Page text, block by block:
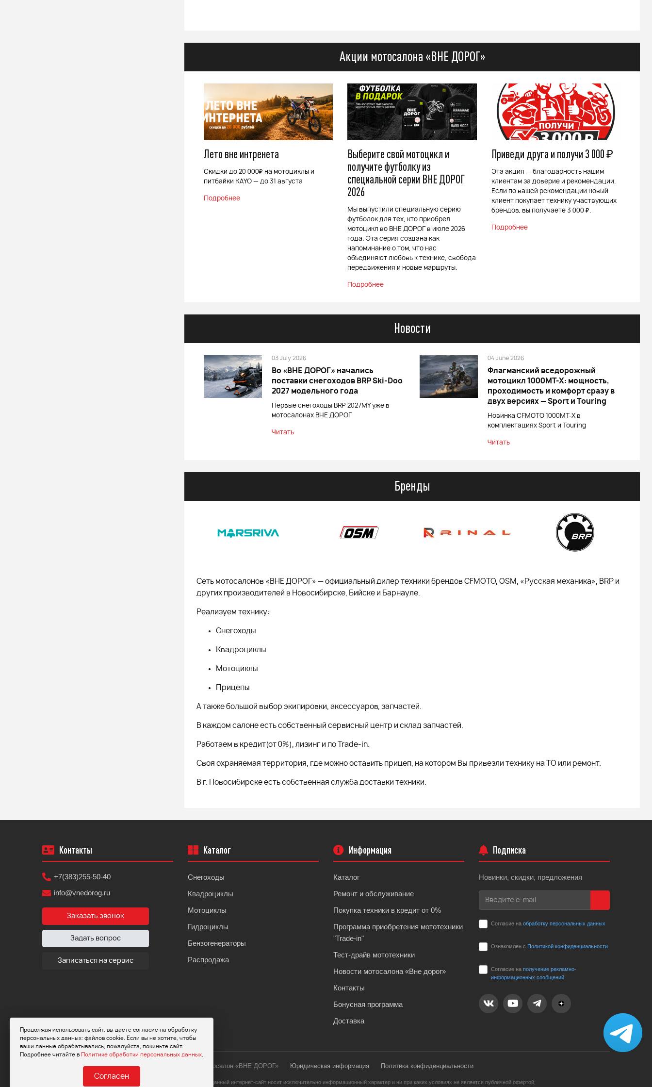
Продолжая использовать сайт, вы даете согласие на обработку
персональных данных: файлов cookie. Если вы не хотите, чтобы
ваши данные обрабатывались, пожалуйста, покиньте сайт.
Подробнее читайте в
Политике обработки персональных данных
Согласен
Акции мотосалона «ВНЕ ДОРОГ»
Лето вне интренета
Скидки до 20 000₽ на мотоциклы и
питбайки KAYO — до 31 августа
Подробнее
Выберите свой мотоцикл и
получите футболку из
специальной серии ВНЕ ДОРОГ
2026
Мы выпустили специальную серию
футболок для тех, кто приобрел
мотоцикл во ВНЕ ДОРОГ в июле 2026
года. Эта серия создана как
напоминание о том, что нас
объединяют любовь к технике, свобода
передвижения и новые маршруты.
Подробнее
Приведи друга и получи 3 000 ₽
Эта акция — благодарность нашим
клиентам за доверие и рекомендации.
Если по вашей рекомендации новый
клиент покупает технику участвующих
брендов, вы получаете 3 000 ₽.
Подробнее
Новости
03 July 2026
Во «ВНЕ ДОРОГ» начались
поставки снегоходов BRP Ski-Doo
2027 модельного года
Первые снегоходы BRP 2027MY уже в
мотосалонах ВНЕ ДОРОГ
Читать
04 June 2026
Флагманский вседорожный
мотоцикл 1000MT-X: мощность,
проходимость и комфорт сразу в
двух версиях — Sport и Touring
Новинка CFMOTO 1000MT-X в
комплектациях Sport и Touring
Читать
Бренды
Сеть мотосалонов «ВНЕ ДОРОГ» — официальный дилер техники брендов CFMOTO, OSM, «Русская механика», BRP и
других производителей в Новосибирске, Бийске и Барнауле.
Реализуем технику:
Снегоходы
Квадроциклы
Мотоциклы
Прицепы
А также большой выбор экипировки, аксессуаров, запчастей.
В каждом салоне есть собственный сервисный центр и склад запчастей.
Работаем в кредит(от 0%), лизинг и по Trade-in.
Своя охраняемая территория, где можно оставить прицеп, на котором Вы привезли технику на ТО или ремонт.
В г. Новосибирске есть собственная служба доставки техники.
Контакты
+7(383)255-50-40
info@vnedorog.ru
Заказать звонок
Задать вопрос
Записаться на сервис
Каталог
Снегоходы
Квадроциклы
Мотоциклы
Гидроциклы
Бензогенераторы
Распродажа
Информация
Каталог
Ремонт и обслуживание
Покупка техники в кредит от 0%
Программа приобретения мототехники
"Trade-in"
Тест-драйв мототехники
Новости мотосалона «Вне дорог»
Контакты
Бонусная программа
Доставка
Подписка
Новинки, скидки, предложения
Согласие на обработку персональных данных
Ознакомлен с Политикой конфиденциальности
Согласие на получение рекламно-
информационных сообщений
© 2026 Мотосалон «ВНЕ ДОРОГ» Юридическая информация Политика конфиденциальности
Обращаем ваше внимание на то, что данный интернет-сайт носит исключительно информационный характер и ни при каких условиях не является публичной офертой,